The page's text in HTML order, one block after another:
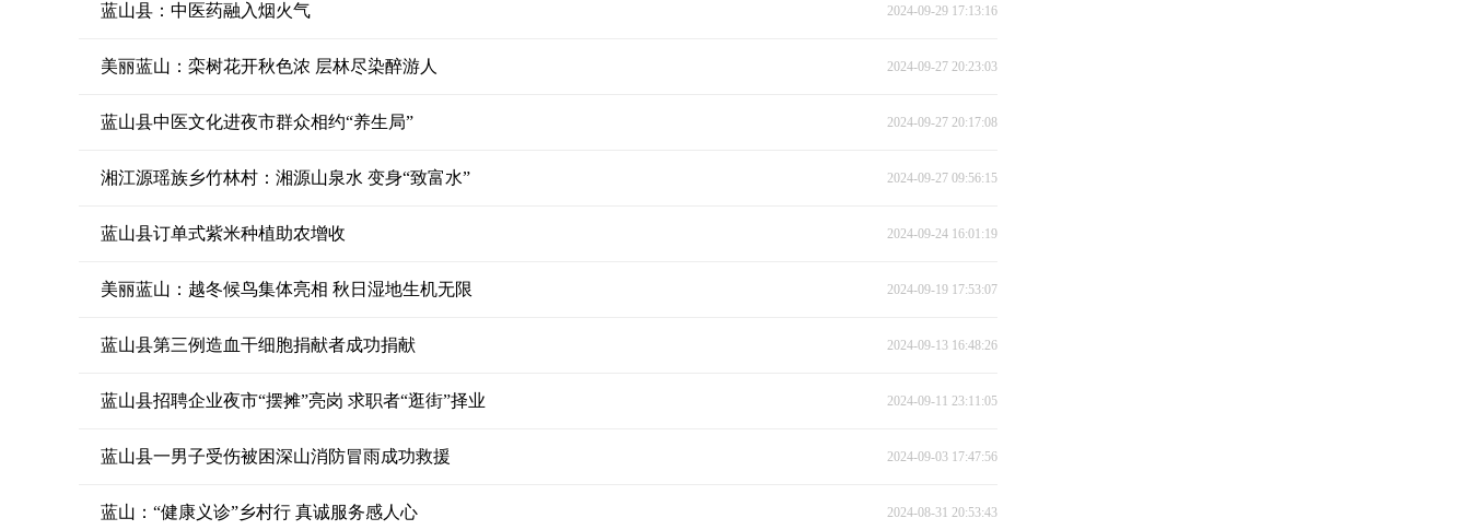
蓝山县：中医药融入烟火气 2024-09-29 17:13:16
美丽蓝山：栾树花开秋色浓 层林尽染醉游人 2024-09-27 20:23:03
蓝山县中医文化进夜市群众相约“养生局” 2024-09-27 20:17:08
湘江源瑶族乡竹林村：湘源山泉水 变身“致富水” 2024-09-27 09:56:15
蓝山县订单式紫米种植助农增收 2024-09-24 16:01:19
美丽蓝山：越冬候鸟集体亮相 秋日湿地生机无限 2024-09-19 17:53:07
蓝山县第三例造血干细胞捐献者成功捐献 2024-09-13 16:48:26
蓝山县招聘企业夜市“摆摊”亮岗 求职者“逛街”择业 2024-09-11 23:11:05
蓝山县一男子受伤被困深山消防冒雨成功救援 2024-09-03 17:47:56
蓝山：“健康义诊”乡村行 真诚服务感人心 2024-08-31 20:53:43